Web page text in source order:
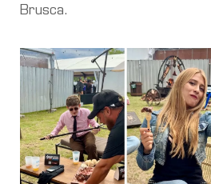
Brusca.